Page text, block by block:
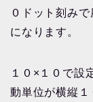
０ドット刻み
になります。
１０×１０で設
動単位が横縦１